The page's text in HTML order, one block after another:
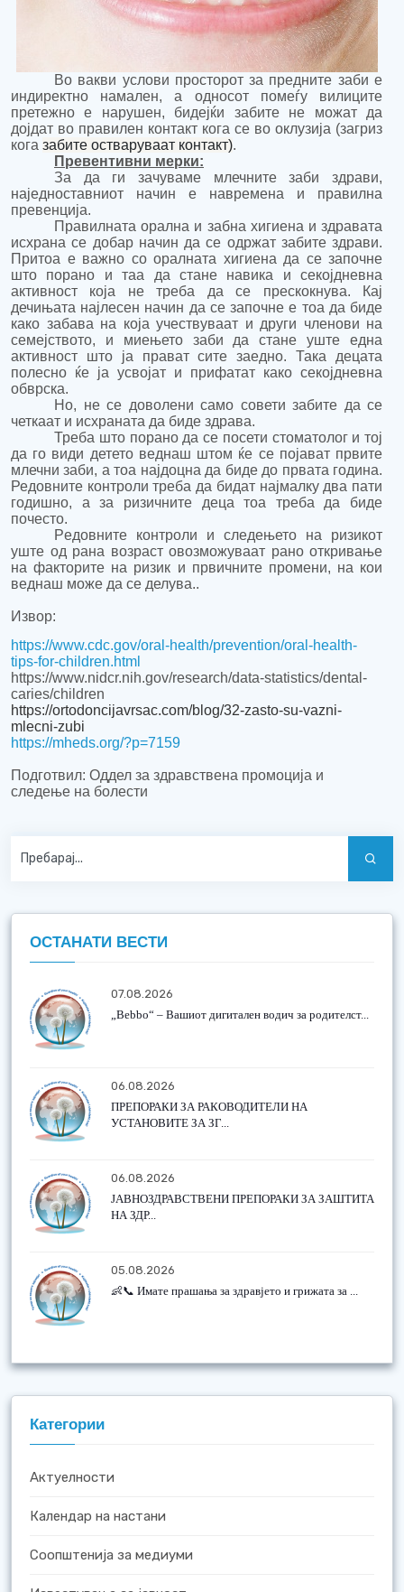
Во вакви услови просторот за предните заби е
индиректно намален, а односот помеѓу вилиците
претежно е нарушен, бидејќи забите не можат да
дојдат во правилен контакт кога се во оклузија (загриз
кога забите остваруваат контакт).
Превентивни мерки:
За да ги зачуваме млечните заби здрави,
наједноставниот начин е навремена и правилна
превенција.
Правилната орална и забна хигиена и здравата
исхрана се добар начин да се одржат забите здрави.
Притоа е важно со оралната хигиена да се започне
што порано и таа да стане навика и секојдневна
активност која не треба да се прескокнува. Кај
дечињата најлесен начин да се започне е тоа да биде
како забава на која учествуваат и други членови на
семејството, и миењето заби да стане уште една
активност што ја прават сите заедно. Така децата
полесно ќе ја усвојат и прифатат како секојдневна
обврска.
Но, не се доволени само совети забите да се
четкаат и исхраната да биде здрава.
Треба што порано да се посети стоматолог и тој
да го види детето веднаш штом ќе се појават првите
млечнизаби, а тоа најдоцна да биде до првата година.
Редовните контроли треба да бидат најмалку два пати
годишно, а за ризичните децатоа треба да биде
почесто.
Редовните контроли и следењето на ризикот
уште од рана возраст овозможуваат рано откривање
на факторите на ризик и првичните промени, на кои
веднаш може да се делува..
Извор:
https://www.cdc.gov/oral-health/prevention/oral-health-
tips-for-children.html
https://www.nidcr.nih.gov/research/data-statistics/dental-
caries/children
https://ortodoncijavrsac.com/blog/32-zasto-su-vazni-
mlecni-zubi
https://mheds.org/?p=7159
Подготвил: Оддел за здравствена промоција и
следење на болести
ОСТАНАТИ ВЕСТИ
07.08.2026
„Bebbo“ – Вашиот дигитален водич за родителст...
06.08.2026
ПРЕПОРАКИ ЗА РАКОВОДИТЕЛИ НА
УСТАНОВИТЕ ЗА ЗГ...
06.08.2026
ЈАВНОЗДРАВСТВЕНИ ПРЕПОРАКИ ЗА ЗАШТИТА
НА ЗДР...
05.08.2026
👶📞 Имате прашања за здравјето и грижата за ...
Категории
Актуелности
Календар на настани
Соопштенија за медиуми